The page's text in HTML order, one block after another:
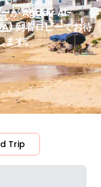
ーが Agadir Al-
到着ロビーでお待
ます。
Trip